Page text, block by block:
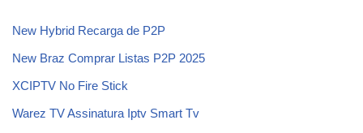
New Hybrid Recarga de P2P
New Braz Comprar Listas P2P 2025
XCIPTV No Fire Stick
Warez TV Assinatura Iptv Smart Tv